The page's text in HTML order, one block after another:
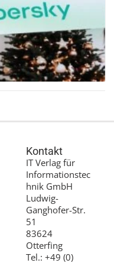
Kontakt
IT Verlag für
Informationstec
hnik GmbH
Ludwig-
Ganghofer-Str.
51
83624
Otterfing
Tel.: +49 (0)